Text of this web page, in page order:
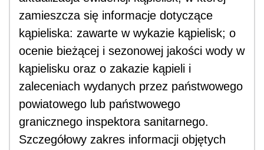
zamieszcza się informacje dotyczące
kąpieliska: zawarte w wykazie kąpielisk; o
ocenie bieżącej i sezonowej jakości wody w
kąpielisku oraz o zakazie kąpieli i
zaleceniach wydanych przez państwowego
powiatowego lub państwowego
granicznego inspektora sanitarnego.
Szczegółowy zakres informacji objętych